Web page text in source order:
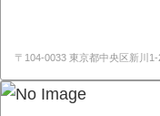
〒104-0033 東京都中央区新川